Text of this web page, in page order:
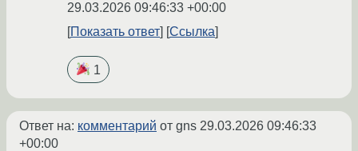
29.03.2026 09:46:33 +00:00
Показать ответ
Ссылка
1
Ответ на: комментарий от gns 29.03.2026 09:46:33
+00:00